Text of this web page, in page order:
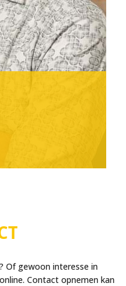
Of gewoon interesse in
Contact opnemen kan